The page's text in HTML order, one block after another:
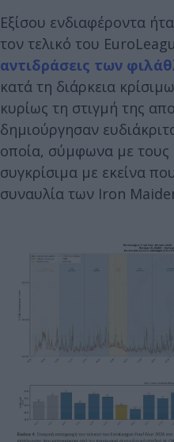
Εξίσου ενδιαφέροντα
τον τελικό του
αντιδράσεις των
κατά τη διάρκεια
κυρίως τη στιγμή της
δημιούργησαν
οποία, σύμφωνα με τους
συγκρίσιμα με εκείνα
συναυλία των Iron